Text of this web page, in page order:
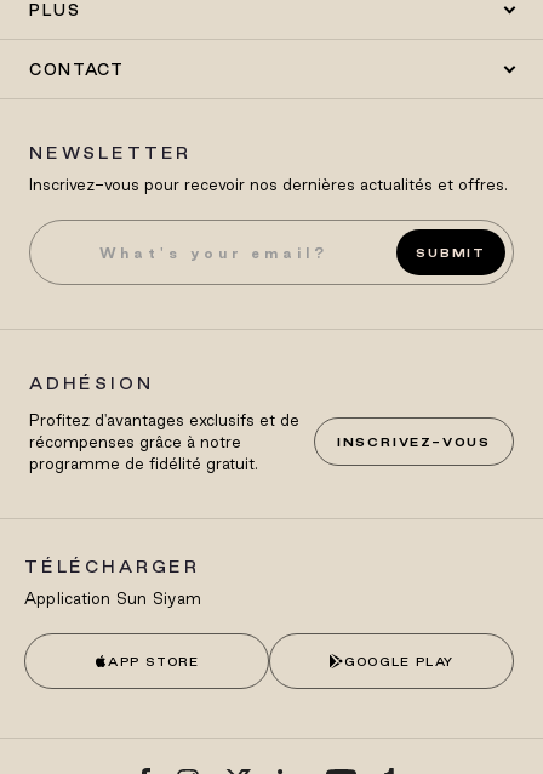
PLUS
CONTACT
NEWSLETTER
Inscrivez-vous pour recevoir nos dernières actualités et offres.
SUBMIT
ADHÉSION
Profitez d'avantages exclusifs et de
récompenses grâce à notre
programme de fidélité gratuit.
INSCRIVEZ-VOUS
TÉLÉCHARGER
Application Sun Siyam
APP STORE GOOGLE PLAY